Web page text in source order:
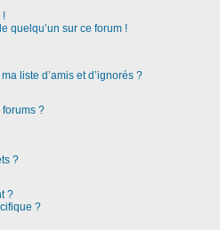
!
quelqu’un sur ce forum !
liste d’amis et d’ignorés ?
?
?
?
?